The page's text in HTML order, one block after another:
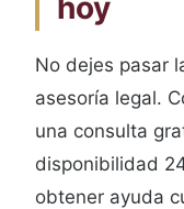
hoy
No dejes pasar
asesoría legal.
una consulta
disponibilidad
obtener ayuda